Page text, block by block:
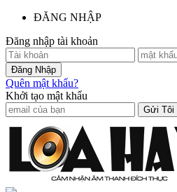
ĐĂNG NHẬP
Đăng nhập tài khoản
Quên mật khẩu?
Khởi tạo mật khẩu